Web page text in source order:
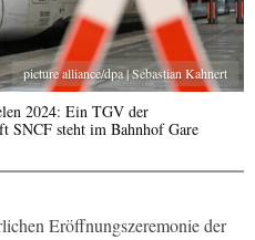
picture alliance/dpa | Sebastian Kahnert
2024: Ein TGV der
SNCF steht im Bahnhof Gare
Eröffnungszeremonie der